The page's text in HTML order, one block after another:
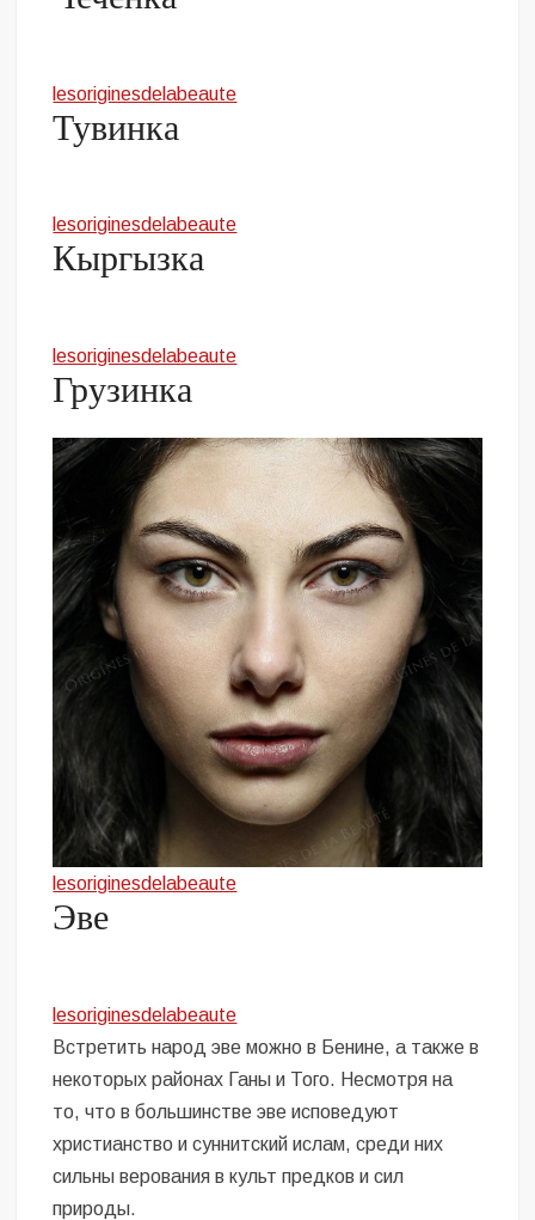
lesoriginesdelabeaute
Тувинка
lesoriginesdelabeaute
Кыргызка
lesoriginesdelabeaute
Грузинка
lesoriginesdelabeaute
Эве
lesoriginesdelabeaute
Встретить народ эве можно в Бенине, а также в
некоторых районах Ганы и Того. Несмотря на
то, что в большинстве эве исповедуют
христианство и суннитский ислам, среди них
сильны верования в культ предков и сил
природы.